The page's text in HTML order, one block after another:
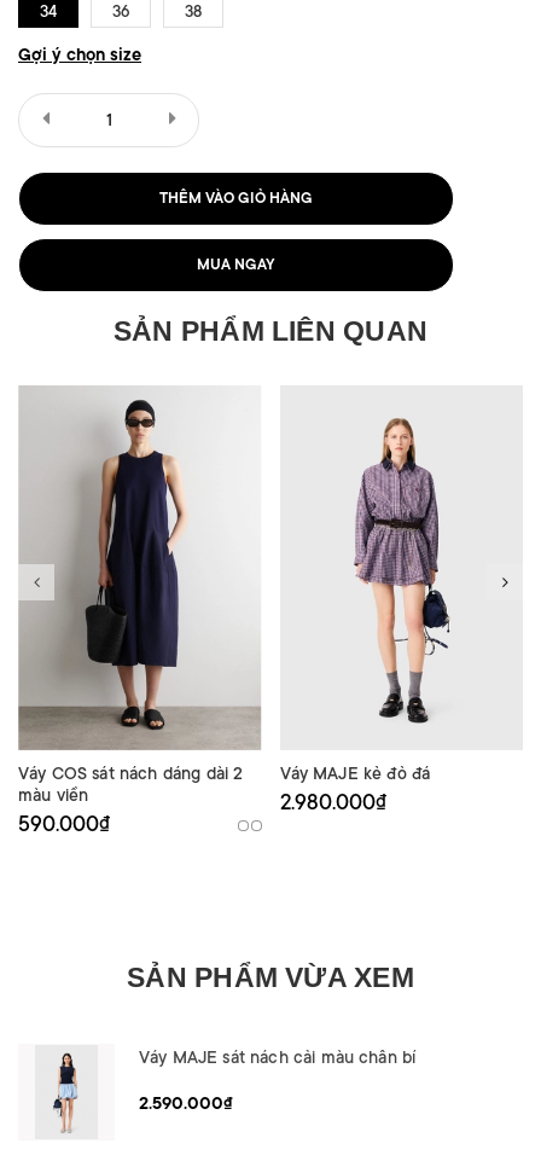
34 36 38
Gợi ý chọn size
THÊM VÀO GIỎ HÀNG
MUA NGAY
SẢN PHẨM LIÊN QUAN
Váy COS sát nách dáng dài 2
màu viền
590.000₫
Váy MAJE kẻ đỏ đá
2.980.000₫
SẢN PHẨM VỪA XEM
Váy MAJE sát nách cải màu chân bí
2.590.000₫